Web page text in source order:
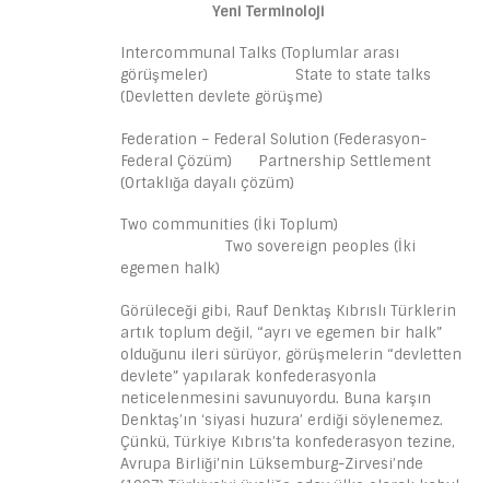
Yeni Terminoloji
Intercommunal Talks (Toplumlar arası
görüşmeler) State to state talks
(Devletten devlete görüşme)
Federation – Federal Solution (Federasyon-
Federal Çözüm) Partnership Settlement
(Ortaklığa dayalı çözüm)
Two communities (İki Toplum)
Two sovereign peoples (İki
egemen halk)
Görüleceği gibi, Rauf Denktaş Kıbrıslı Türklerin
artık toplum değil, “ayrı ve egemen bir halk”
olduğunu ileri sürüyor, görüşmelerin “devletten
devlete” yapılarak konfederasyonla
neticelenmesini savunuyordu. Buna karşın
Denktaş’ın ‘siyasi huzura’ erdiği söylenemez.
Çünkü, Türkiye Kıbrıs’ta konfederasyon tezine,
Avrupa Birliği’nin Lüksemburg-Zirvesi’nde